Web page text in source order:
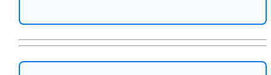
Ratgeber